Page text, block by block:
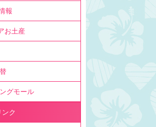
報
お土産
グモール
ク